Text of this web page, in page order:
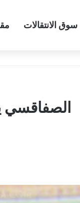
سوق الانتقالات
الصفاقسي